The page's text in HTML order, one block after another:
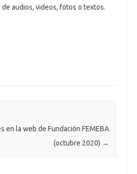
audios, videos, fotos o textos.
en la web de Fundación FEMEBA
(octubre 2020) →